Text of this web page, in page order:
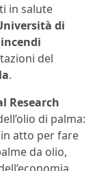
in salute
di
incendi
del
.
Research
di palma:
atto per fare
da olio,